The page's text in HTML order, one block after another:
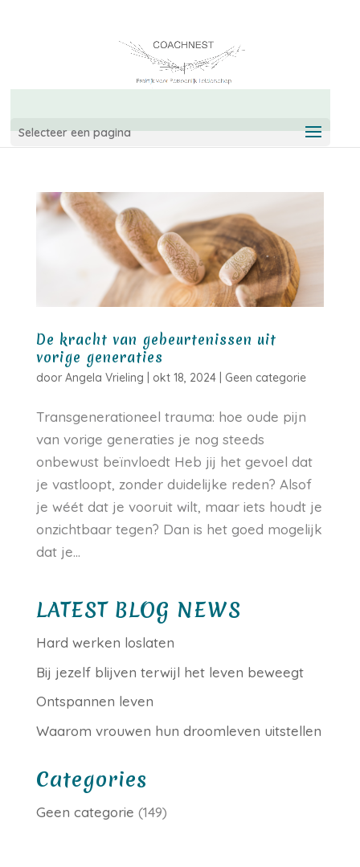
Selecteer een pagina
De kracht van gebeurtenissen uit
vorige generaties
door Angela Vrieling okt 18, 2024| Geen categorie
Transgenerationeel trauma: hoe oude pijn
van vorige generaties je nog steeds
onbewust beïnvloedt Heb jij het gevoel dat
je vastloopt, zonder duidelijke reden? Alsof
je wéét dat je vooruit wilt, maar iets houdt je
onzichtbaar tegen? Dan is het goed mogelijk
dat je...
LATEST BLOG NEWS
Hard werken loslaten
Bij jezelf blijven terwijl het leven beweegt
Ontspannen leven
Waarom vrouwen hun droomleven uitstellen
Categories
Geen categorie (149)